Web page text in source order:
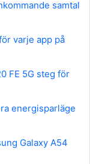
samtal
varje app på
FE 5G steg för
energisparläge
Galaxy A54